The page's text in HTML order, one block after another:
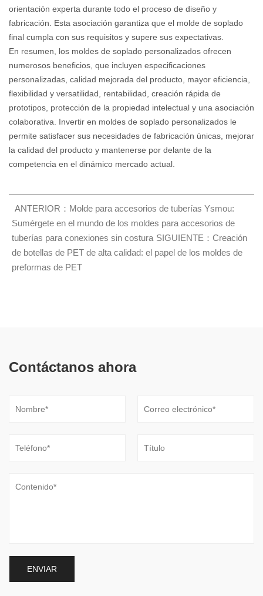
orientación experta durante todo el proceso de diseño y
fabricación. Esta asociación garantiza que el molde de soplado
final cumpla con sus requisitos y supere sus expectativas.
En resumen, los moldes de soplado personalizados ofrecen
numerosos beneficios, que incluyen especificaciones
personalizadas, calidad mejorada del producto, mayor eficiencia,
flexibilidad y versatilidad, rentabilidad, creación rápida de
prototipos, protección de la propiedad intelectual y una asociación
colaborativa. Invertir en moldes de soplado personalizados le
permite satisfacer sus necesidades de fabricación únicas, mejorar
la calidad del producto y mantenerse por delante de la
competencia en el dinámico mercado actual.
ANTERIOR：Molde para accesorios de tuberías Ysmou:
Sumérgete en el mundo de los moldes para accesorios de
tuberías para conexiones sin costura SIGUIENTE：Creación
de botellas de PET de alta calidad: el papel de los moldes de
preformas de PET
Contáctanos ahora